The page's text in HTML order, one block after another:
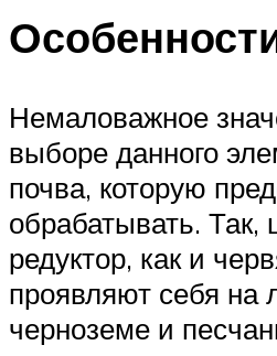
Немаловажное
выборе данного
почва, которую
обрабатывать. Так,
редуктор, как и
проявляют себя на
черноземе и